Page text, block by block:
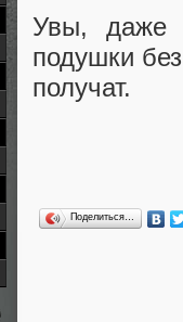
Увы, даже
подушки
получат.
Поделиться…